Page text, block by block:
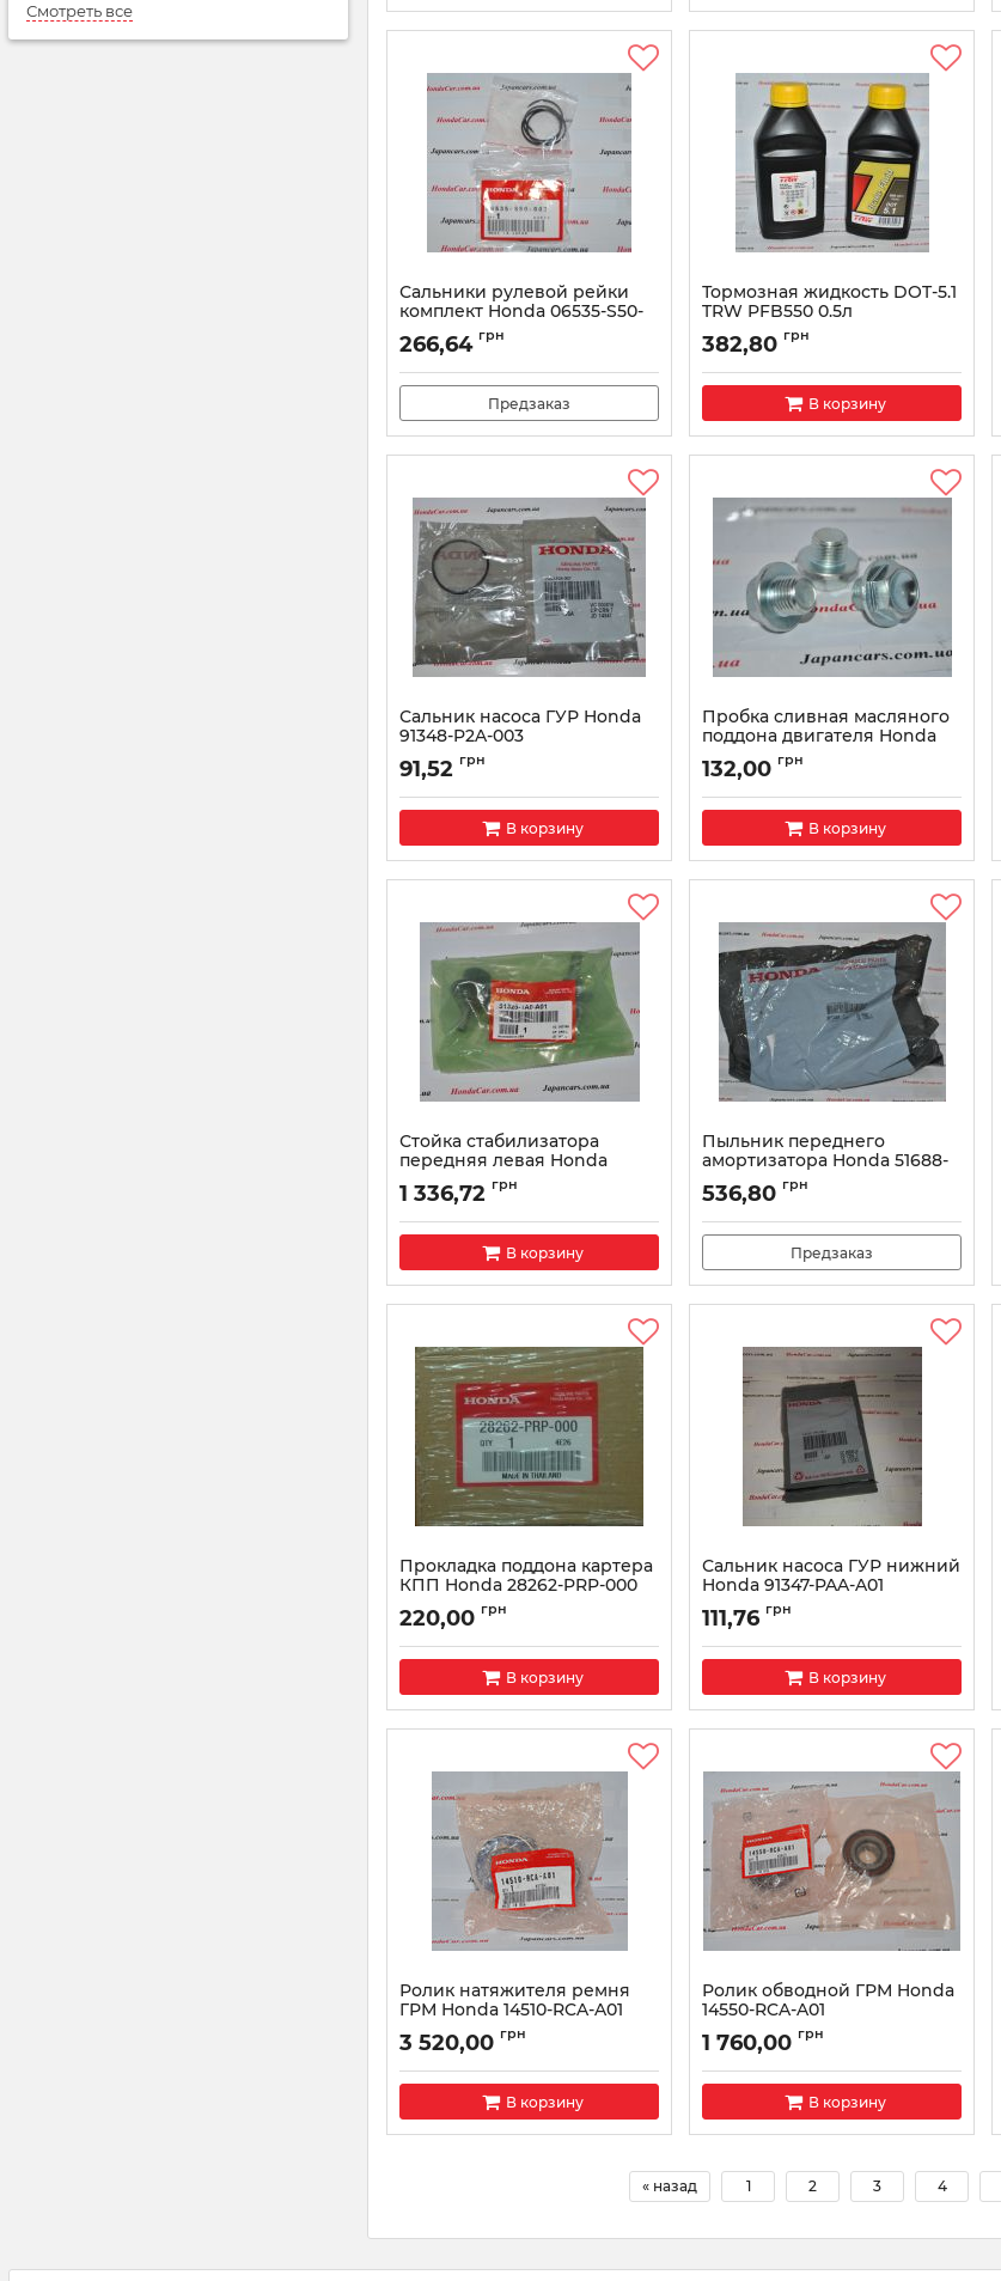
Смотреть все
Сальники рулевой рейки
комплект Honda 06535-S50-
Артикул: 06535S50003
266,64 грн
Предзаказ
Тормозная жидкость DOT-5.1
TRW PFB550 0.5л
Артикул: PFB550
382,80 грн
В корзину
Сальник насоса ГУР Honda
91348-P2A-003
Артикул: 91348P2A003
91,52 грн
В корзину
Пробка сливная масляного
поддона двигателя Honda
90009-PH1-000
Артикул: 90009PH1000
132,00 грн
В корзину
Стойка стабилизатора
передняя левая Honda
51325-TA0-A01
Артикул: 51325TA0A01
1 336,72 грн
В корзину
Пыльник переднего
амортизатора Honda 51688-
Артикул: 51688SDAA01
536,80 грн
Предзаказ
Прокладка поддона картера
КПП Honda 28262-PRP-000
Артикул: 28262PRP000
220,00 грн
В корзину
Сальник насоса ГУР нижний
Honda 91347-PAA-A01
Артикул: 91347PAAA01
111,76 грн
В корзину
Ролик натяжителя ремня
ГРМ Honda 14510-RCA-A01
Артикул: 14510RCAA01
3 520,00 грн
В корзину
Ролик обводной ГРМ Honda
14550-RCA-A01
Артикул: 14550RCAA01
1 760,00 грн
В корзину
« назад 1 2 3 4